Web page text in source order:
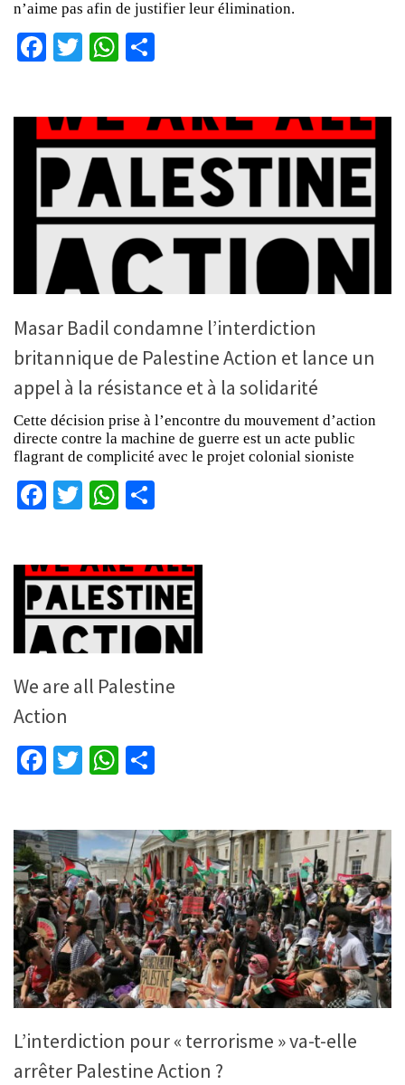
n’aime pas afin de justifier leur élimination.
Facebook
TwitterWhatsApp
Masar Badil condamne l’interdiction
britannique de Palestine Action et lance un
appel à la résistance et à la solidarité
Cette décision prise à l’encontre du mouvement d’action
directe contre la machine de guerre est un acte public
flagrant de complicité avec le projet colonial sioniste
Facebook
TwitterWhatsApp
We are all Palestine
Action
Facebook
TwitterWhatsApp
L’interdiction pour « terrorisme » va-t-elle
arrêter Palestine Action ?